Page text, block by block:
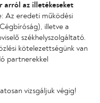
arról az illetékeseket
Az eredeti működési
illetve a
székhelyszolgáltató.
kötelezettségünk van
partnerekkel
vizsgáljuk végig!